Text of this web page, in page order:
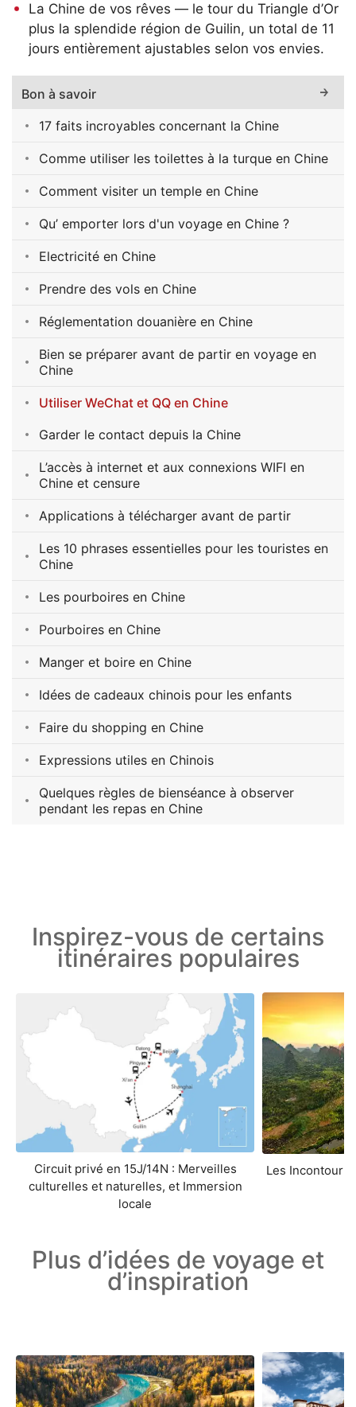
La Chine de vos rêves — le tour du Triangle d’Or
plus la splendide région de Guilin, un total de 11
jours entièrement ajustables selon vos envies.
Bon à savoir
17 faits incroyables concernant la Chine
Comme utiliser les toilettes à la turque en Chine
Comment visiter un temple en Chine
Qu’ emporter lors d'un voyage en Chine ?
Electricité en Chine
Prendre des vols en Chine
Réglementation douanière en Chine
Bien se préparer avant de partir en voyage en
Chine
Utiliser WeChat et QQ en Chine
Garder le contact depuis la Chine
L’accès à internet et aux connexions WIFI en
Chine et censure
Applications à télécharger avant de partir
Les 10 phrases essentielles pour les touristes en
Chine
Les pourboires en Chine
Pourboires en Chine
Manger et boire en Chine
Idées de cadeaux chinois pour les enfants
Faire du shopping en Chine
Expressions utiles en Chinois
Quelques règles de bienséance à observer
pendant les repas en Chine
Inspirez-vous de certains
itinéraires populaires
Circuit privé en 15J/14N : Merveilles
culturelles et naturelles, et Immersion
locale
Les
Plus d’idées de voyage et
d’inspiration